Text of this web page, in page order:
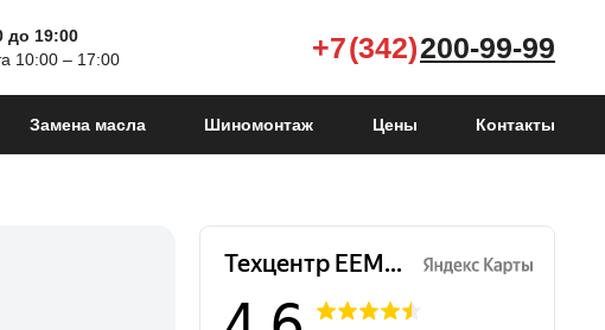
до 19:00
10:00 – 17:00
+7 (342)200-99-99
Замена масла Шиномонтаж Цены Контакты